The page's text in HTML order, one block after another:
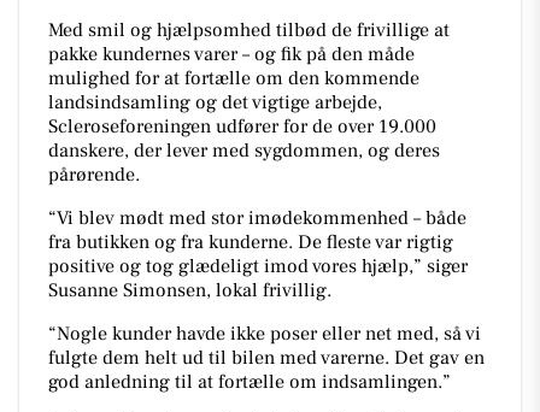
Med smil og hjælpsomhed tilbød de frivillige at
pakke kundernes varer – og fik på den måde
mulighed for at fortælle om den kommende
landsindsamling og det vigtige arbejde,
Scleroseforeningen udfører for de over 19.000
danskere, der lever med sygdommen, og deres
pårørende.
“Vi blev mødt med stor imødekommenhed – både
fra butikken og fra kunderne. De fleste var rigtig
positive og tog glædeligt imod vores hjælp,” siger
Susanne Simonsen, lokal frivillig.
“Nogle kunder havde ikke poser eller net med, så vi
fulgte dem helt ud til bilen med varerne. Det gav en
god anledning til at fortælle om indsamlingen.”